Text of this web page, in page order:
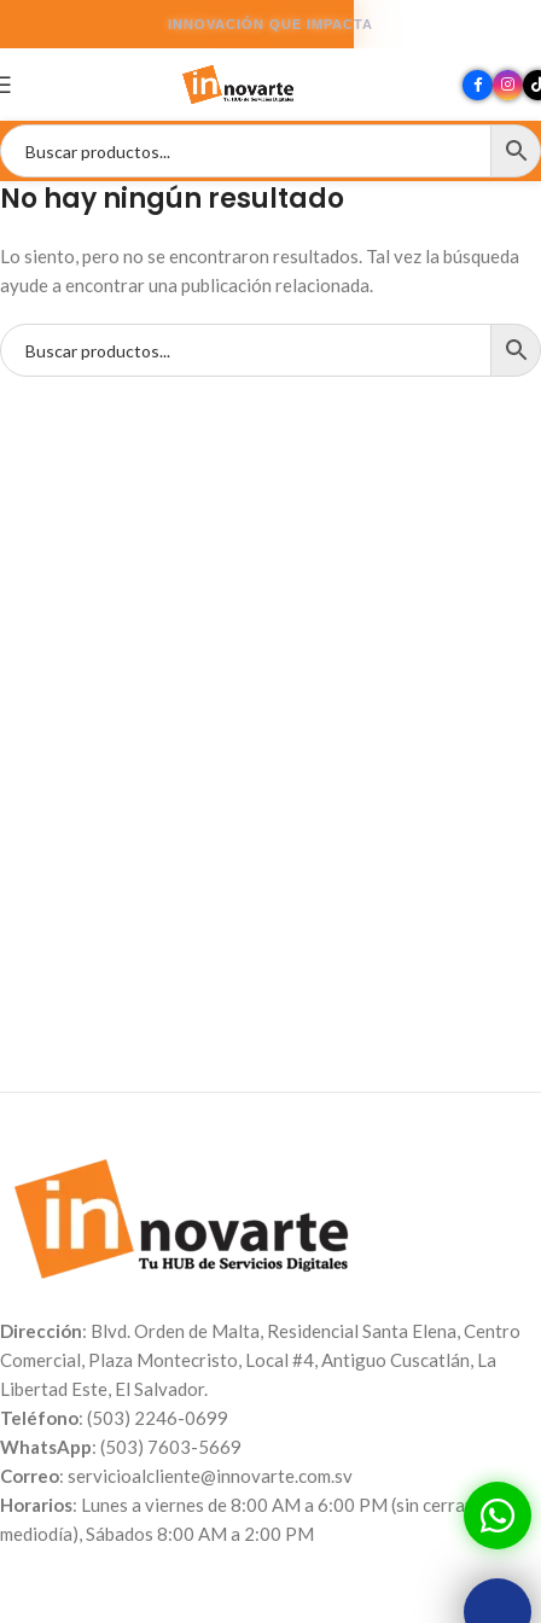
INNOVACIÓN QUE IMPACTA
No hay ningún resultado
Lo siento, pero no se encontraron resultados. Tal vez la búsqueda
ayude a encontrar una publicación relacionada.
Dirección: Blvd. Orden de Malta, Residencial Santa Elena, Centro
Comercial, Plaza Montecristo, Local #4, Antiguo Cuscatlán, La
Libertad Este, El Salvador.
Teléfono: (503) 2246-0699
WhatsApp: (503) 7603-5669
Correo: servicioalcliente@innovarte.com.sv
Horarios: Lunes a viernes de 8:00 AM a 6:00 PM (sin cerrar al
mediodía), Sábados 8:00 AM a 2:00 PM